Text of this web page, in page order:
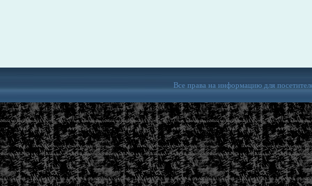
Все права на информацию для